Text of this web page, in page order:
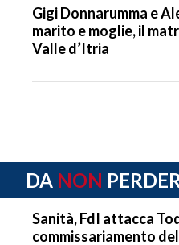
Gigi Donnarumma e
marito e moglie, il
Valle d’Itria
DA NON
Sanità, FdI attacca
commissariamento